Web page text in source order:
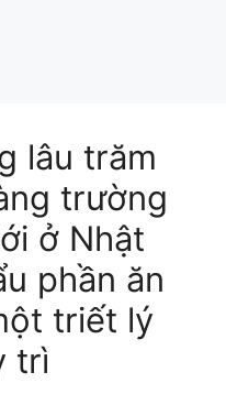
lâu trăm
trường
ở Nhật
phần ăn
triết lý
trì